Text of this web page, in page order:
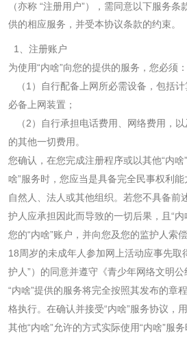
（亦称 “注册用户”），需同意以下服务条
供的相应服务，并受本协议条款的约束。
1
、注册账户
为使用“内啥”向您的提供的服务，您必须：
（1 ）自行配备上网所必需设备，包括
必备上网装置；
（2）自行承担电话费用、网络费用，
的其他一切费用。
您确认，在您完成注册程序或以其他“内啥
啥”服务时，您应当是具备完全民事权利
自然人、法人或其他组织。若您不具备前
护人应承担因此而导致的一切后果，且“内
您的“内啥”账户，并向您及您的监护人索
18 周岁的未成年人参加网上活动应事先取
护人”）的同意并遵守《青少年网络文明公
“内啥”提供的服务将完全按照其发布的章
格执行。在确认并接受“内啥”服务协议，
其他“内啥”允许的方式实际使用“内啥”服